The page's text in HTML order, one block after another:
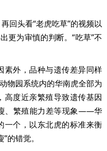
头看“老虎吃草”的视频以
更为审慎的判断。“吃草”不
外，品种与遗传差异同样
物园系统内的华南虎全部为
高度近亲繁殖导致遗传基因
、繁殖能力差等现象——华
一个，以东北虎的标准来衡
的错觉。